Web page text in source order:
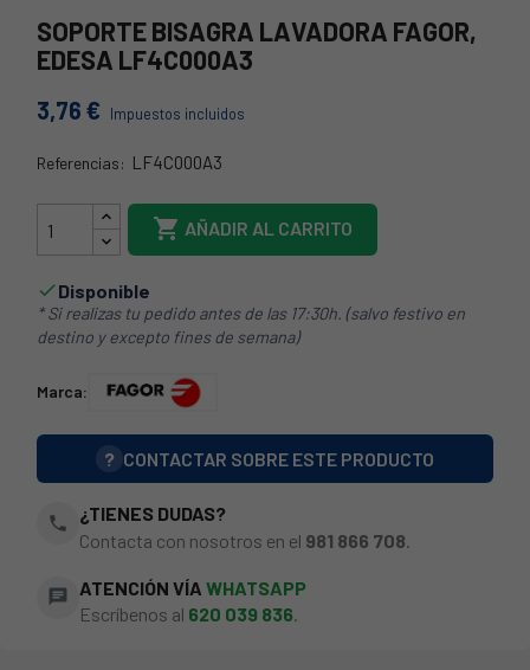
SOPORTE BISAGRA LAVADORA FAGOR,
EDESA LF4C000A3
3,76 € Impuestos incluidos
Referencias: LF4C000A3
74FA0031
 AÑADIR AL CARRITO
Disponible
* Si realizas tu pedido antes de las 17:30h. (salvo festivo en
destino y excepto fines de semana)
Marca:
? CONTACTAR SOBRE ESTE PRODUCTO
phone
¿TIENES DUDAS?
Contacta con nosotros en el 981 866 708
chat ATENCIÓN VÍA WHATSAPP
Escríbenos al 620 039 836.